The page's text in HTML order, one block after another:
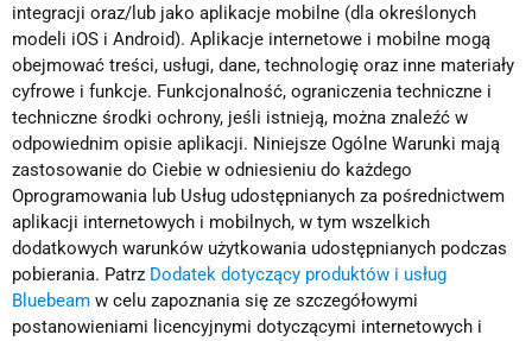
integracji oraz/lub jako aplikacje mobilne (dla określonych
modeli iOS i Android). Aplikacje internetowe i mobilne mogą
obejmować treści, usługi, dane, technologię oraz inne materiały
cyfrowe i funkcje. Funkcjonalność, ograniczenia techniczne i
techniczne środki ochrony, jeśli istnieją, można znaleźć w
odpowiednim opisie aplikacji. Niniejsze Ogólne Warunki mają
zastosowanie do Ciebie w odniesieniu do każdego
Oprogramowania lub Usług udostępnianych za pośrednictwem
aplikacji internetowych i mobilnych, w tym wszelkich
dodatkowych warunków użytkowania udostępnianych podczas
pobierania. Patrz Dodatek dotyczący produktów i usług
Bluebeam w celu zapoznania się ze szczegółowymi
postanowieniami licencyjnymi dotyczącymi internetowych i